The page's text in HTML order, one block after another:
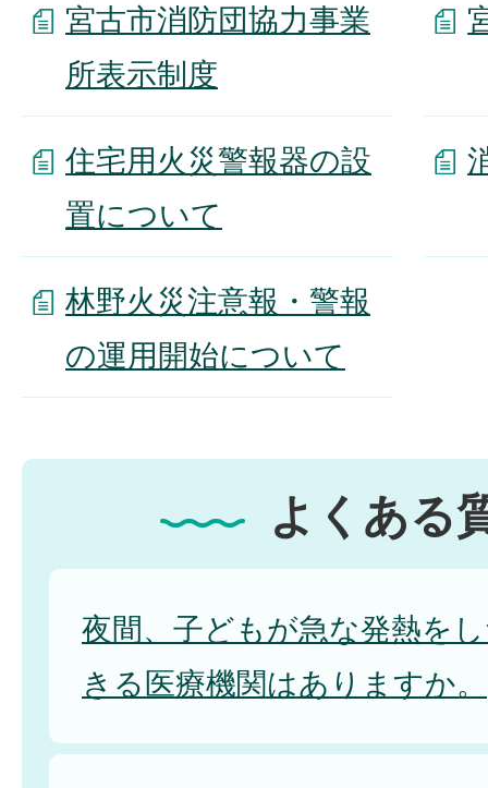
宮古市消防団協力事業
所表示制度
住宅用火災警報器の設
置について
林野火災注意報・警報
の運用開始について
よくある
夜間、子どもが急な発熱を
きる医療機関はありますか。